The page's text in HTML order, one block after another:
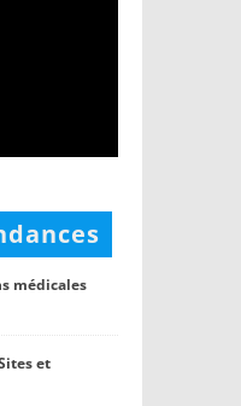
médicales
et